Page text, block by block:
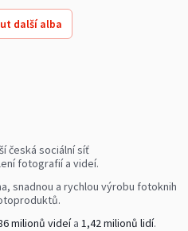
další alba
česká sociální síť
fotografií a videí.
snadnou a rychlou výrobu fotoknih
milionů videía 1,42 milionů lidí.